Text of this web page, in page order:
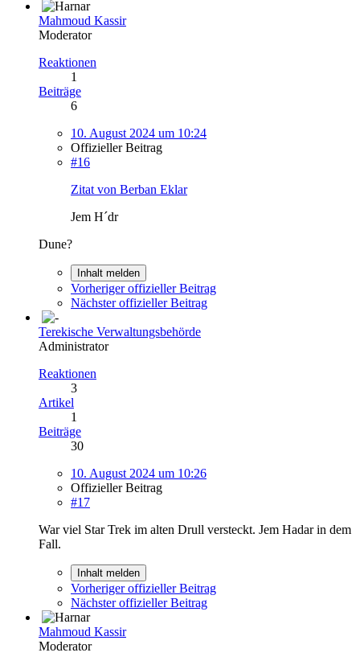
Mahmoud Kassir
Moderator
Reaktionen
1
Beiträge
6
10. August 2024 um 10:24
Offizieller Beitrag
#16
Zitat von Berban Eklar
Jem H´dr
Dune?
Inhalt melden
Vorheriger offizieller Beitrag
Nächster offizieller Beitrag
Terekische Verwaltungsbehörde
Administrator
Reaktionen
3
Artikel
1
Beiträge
30
10. August 2024 um 10:26
Offizieller Beitrag
#17
War viel Star Trek im alten Drull versteckt. Jem Hadar in dem
Fall.
Inhalt melden
Vorheriger offizieller Beitrag
Nächster offizieller Beitrag
Mahmoud Kassir
Moderator